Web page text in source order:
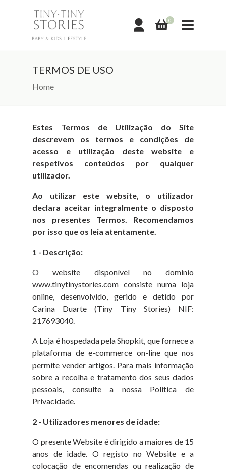
0
TERMOS DE USO
Home
Estes Termos de Utilização do Site
descrevem os termos e condições de
acesso e utilização deste website e
respetivos conteúdos por qualquer
utilizador.
Ao utilizar este website, o utilizador
declara aceitar integralmente o disposto
nos presentes Termos. Recomendamos
por isso que os leia atentamente.
1 - Descrição:
O website disponível no domínio
www.tinytinystories.com consiste numa loja
online, desenvolvido, gerido e detido por
Carina Duarte (Tiny Tiny Stories) NIF:
217693040.
A Loja é hospedada pela Shopkit, que fornece a
plataforma de e-commerce on-line que nos
permite vender artigos. Para mais informação
sobre a recolha e tratamento dos seus dados
pessoais, consulte a nossa Política de
Privacidade.
2 - Utilizadores menores de idade:
O presente Website é dirigido a maiores de 15
anos de idade. O registo no Website e a
colocação de encomendas ou realização de